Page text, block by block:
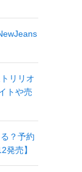
リリオ
トや売
？予約
発売】